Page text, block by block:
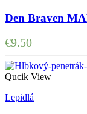
Den Braven
€9.50
Qucik View
Lepidlá